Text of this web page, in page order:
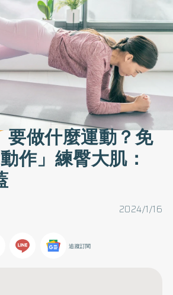
要做什麼運動？免
作」練臀大肌：
2024/1/16
追蹤訂閱